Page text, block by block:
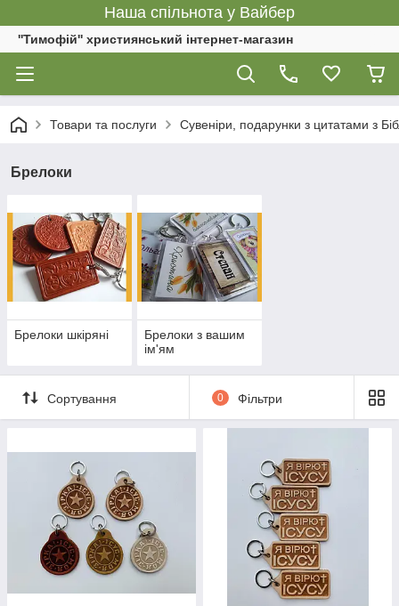
Наша спільнота у Вайбер
''Тимофій'' християнський інтернет-магазин
Товари та послуги Сувеніри, подарунки з цитатами з
Брелоки
Брелоки шкіряні
Брелоки з вашим
ім'ям
Сортування 0 Фільтри